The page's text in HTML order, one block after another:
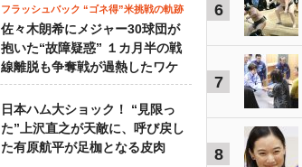
フラッシュバック “ゴネ得”米挑戦の軌跡
佐々木朗希にメジャー30球団が
抱いた“故障疑惑” １カ月半の戦
線離脱も争奪戦が過熱したワケ
日本ハム大ショック！ “見限っ
た”上沢直之が天敵に、呼び戻し
た有原航平が足枷となる皮肉
6
7
8